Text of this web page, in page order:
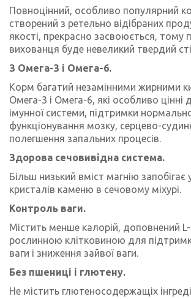
Повноцінний, особливо популярний
створений з ретельно відібраних
якості, прекрасно засвоюється, тому
вихованця буде невеликий твердий
З Омега-3 і Омега-6.
Корм багатий незамінними жирними
Омега-3 і Омега-6, які особливо цінні
імунної системи, підтримки
функціонування мозку, серцево-
полегшення запальних процесів.
Здорова сечовивідна система.
Більш низький вміст магнію
кристалів каменю в сечовому міхурі.
Контроль ваги.
Містить менше калорій, доповнений L-
рослинною клітковиною для
ваги і зниження зайвої ваги.
Без пшениці і глютену.
Не містить глютеносодержащіх